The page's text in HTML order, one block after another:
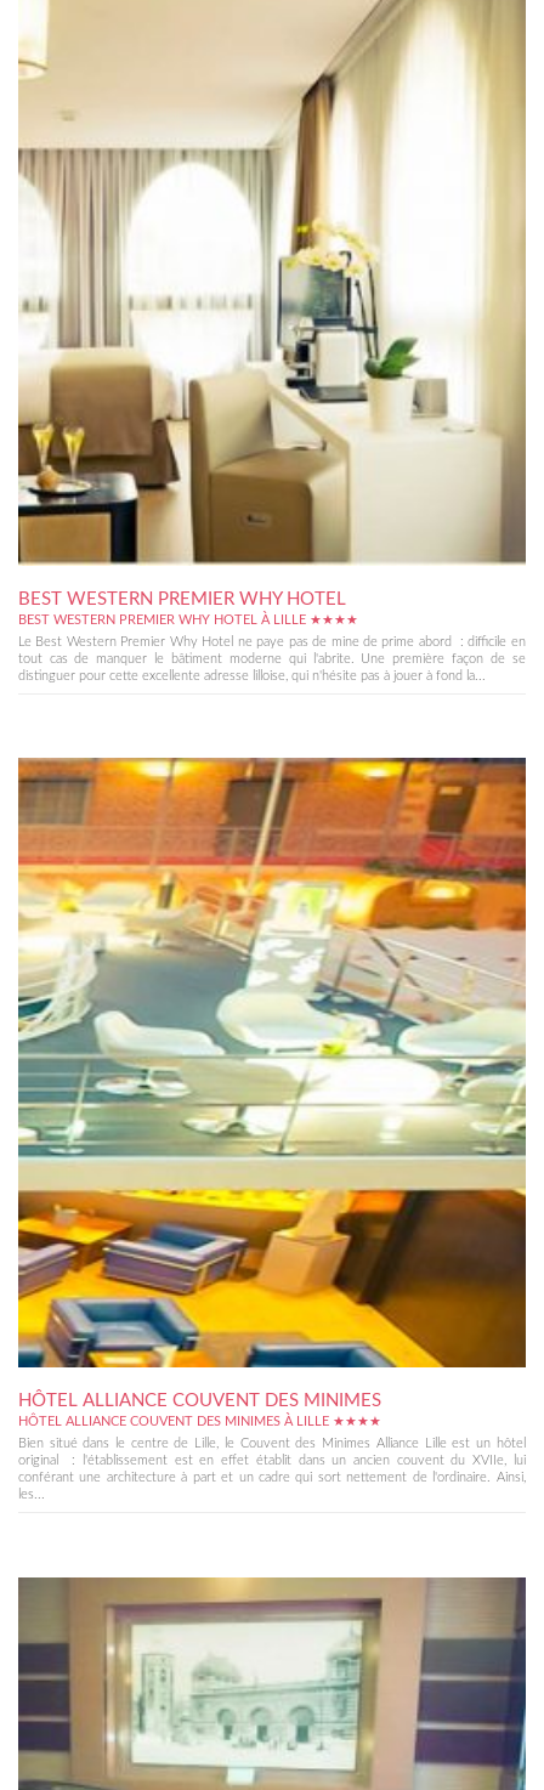
BEST WESTERN PREMIER WHY HOTEL
BEST WESTERN PREMIER WHY HOTEL À LILLE ★★★★
Le Best Western Premier Why Hotel ne paye pas de mine de prime abord : difficile en
tout cas de manquer le bâtiment moderne qui l'abrite. Une première façon de se
distinguer pour cette excellente adresse lilloise, qui n'hésite pas à jouer à fond la...
HÔTEL ALLIANCE COUVENT DES MINIMES
HÔTEL ALLIANCE COUVENT DES MINIMES À LILLE ★★★★
Bien situé dans le centre de Lille, le Couvent des Minimes Alliance Lille est un hôtel
original : l'établissement est en effet établit dans un ancien couvent du XVIIe, lui
conférant une architecture à part et un cadre qui sort nettement de l'ordinaire. Ainsi,
les...